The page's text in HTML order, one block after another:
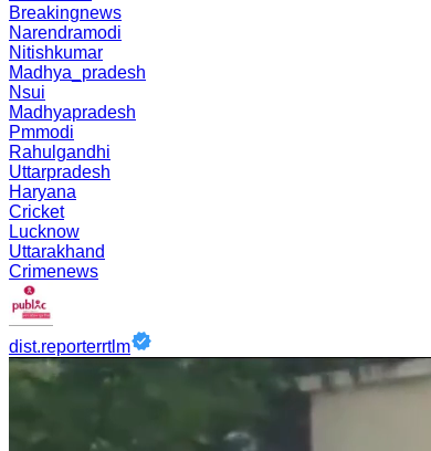
Breakingnews
Narendramodi
Nitishkumar
Madhya_pradesh
Nsui
Madhyapradesh
Pmmodi
Rahulgandhi
Uttarpradesh
Haryana
Cricket
Lucknow
Uttarakhand
Crimenews
dist.reporterrtlm